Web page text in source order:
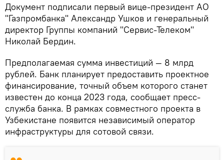
Документ подписали первый вице-президент АО
"Газпромбанка" Александр Ушков и генеральный
директор Группы компаний "Сервис-Телеком"
Николай Бердин.
Предполагаемая сумма инвестиций — 8 млрд
рублей. Банк планирует предоставить проектное
финансирование, точный объем которого станет
известен до конца 2023 года, сообщает пресс-
служба банка. В рамках совместного проекта в
Узбекистане появится независимый оператор
инфраструктуры для сотовой связи.